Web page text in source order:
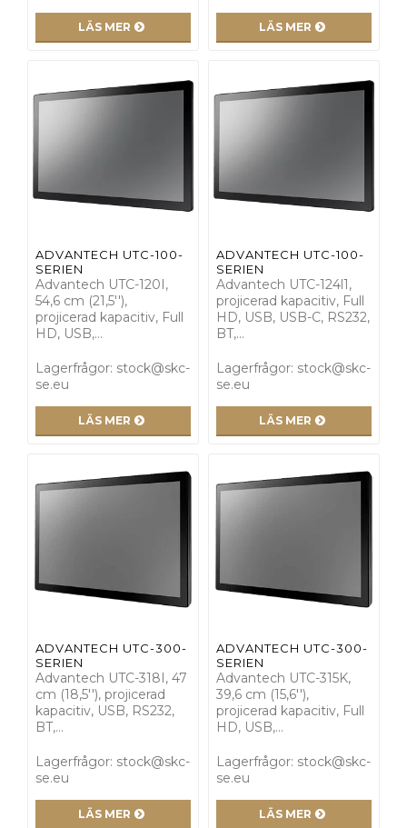
LÄS MER LÄS MER
ADVANTECH UTC-100-
SERIEN
Advantech UTC-120I,
54,6 cm (21,5''),
projicerad kapacitiv, Full
HD, USB,…
Lagerfrågor: stock@skc-
se.eu
LÄS MER
ADVANTECH UTC-100-
SERIEN
Advantech UTC-124l1,
projicerad kapacitiv, Full
HD, USB, USB-C, RS232,
BT,…
Lagerfrågor: stock@skc-
se.eu
LÄS MER
ADVANTECH UTC-300-
SERIEN
Advantech UTC-318I, 47
cm (18,5''), projicerad
kapacitiv, USB, RS232,
BT,…
Lagerfrågor: stock@skc-
se.eu
LÄS MER
ADVANTECH UTC-300-
SERIEN
Advantech UTC-315K,
39,6 cm (15,6''),
projicerad kapacitiv, Full
HD, USB,…
Lagerfrågor: stock@skc-
se.eu
LÄS MER